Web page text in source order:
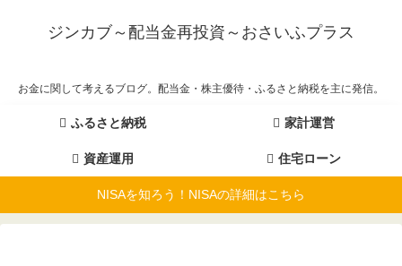
ジンカブ～配当金再投資～おさいふプラス
お金に関して考えるブログ。配当金・株主優待・ふるさと納税を主に発信。
ふるさと納税 家計運営
資産運用 住宅ローン
NISAを知ろう！NISAの詳細はこちら